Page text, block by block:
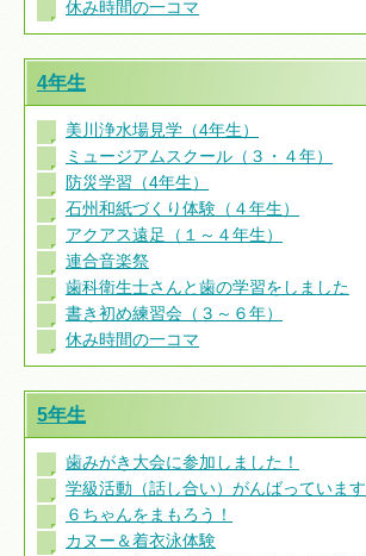
休み時間の一コマ
4年生
美川浄水場見学（4年生）
ミュージアムスクール（３・４年）
防災学習（4年生）
石州和紙づくり体験（４年生）
アクアス遠足（１～４年生）
連合音楽祭
歯科衛生士さんと歯の学習をしました
書き初め練習会（３～６年）
休み時間の一コマ
5年生
歯みがき大会に参加しました！
学級活動（話し合い）がんばっています
６ちゃんをまもろう！
カヌー＆着衣泳体験